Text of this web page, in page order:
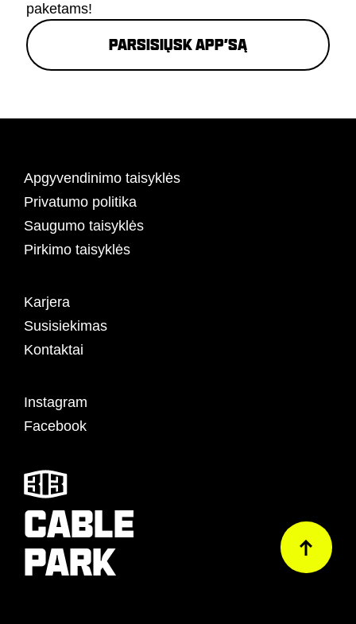
paketams!
Parsisiųsk APP’są
CABLE
PARK
Apgyvendinimo taisyklės
Privatumo politika
Saugumo taisyklės
Pirkimo taisyklės
Karjera
Susisiekimas
Kontaktai
Instagram
Facebook